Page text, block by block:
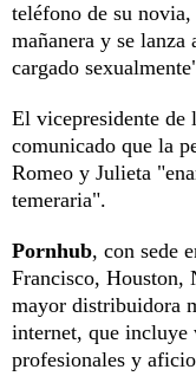
teléfono de su
mañanera y se
cargado
El vicepresidente de
comunicado que la
Romeo y Julieta
temeraria".
Pornhub, con sede
Francisco, Houston,
mayor distribuidora
internet, que incluye
profesionales y